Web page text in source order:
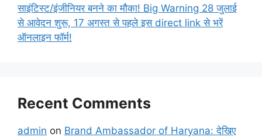
साइंटिस्ट/इंजीनियर बनने का मौका! Big Warning 28 जुलाई
से आवेदन शुरू, 17 अगस्त से पहले इस direct link से भरें
ऑनलाइन फॉर्म!
Recent Comments
admin on Brand Ambassador of Haryana: देखिए